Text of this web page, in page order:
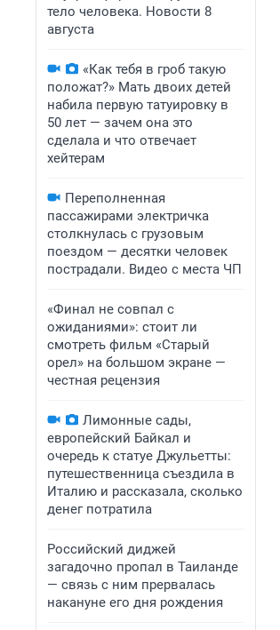
тело человека. Новости 8
августа
«Как тебя в гроб такую
положат?» Мать двоих детей
набила первую татуировку в
50 лет — зачем она это
сделала и что отвечает
хейтерам
Переполненная
пассажирами электричка
столкнулась с грузовым
поездом — десятки человек
пострадали. Видео с места ЧП
«Финал не совпал с
ожиданиями»: стоит ли
смотреть фильм «Старый
орел» на большом экране —
честная рецензия
Лимонные сады,
европейский Байкал и
очередь к статуе Джульетты:
путешественница съездила в
Италию и рассказала, сколько
денег потратила
Российский диджей
загадочно пропал в Таиланде
— связь с ним прервалась
накануне его дня рождения